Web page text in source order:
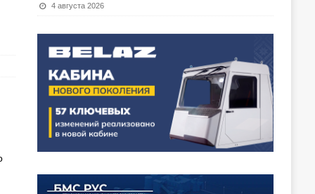
4 августа 2026